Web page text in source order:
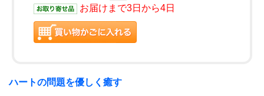
お届けまで3日から4日
ハートの問題を優しく癒す